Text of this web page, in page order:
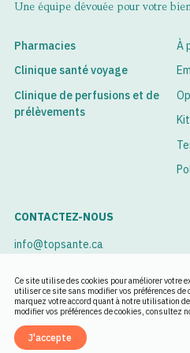
Ce site utilise des cookies pour améliorer votre
utiliser ce site sans modifier vos préférences de
marquez votre accord quant à notre utilisation
modifier vos préférences de cookies, consultez
J'accepte
Une équipe dévouée pour votre
Pharmacies
Clinique santé voyage
Clinique de perfusions et de
prélèvements
À
CONTACTEZ-NOUS
info@topsante.ca
Rendez-vous
English